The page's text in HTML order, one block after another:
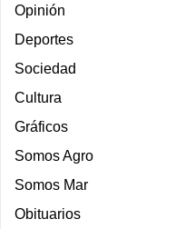
Opinión
Deportes
Sociedad
Cultura
Gráficos
Somos Agro
Somos Mar
Obituarios